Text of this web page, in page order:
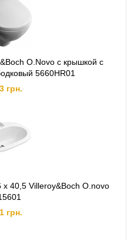
O.Novo с крышкой с
5660HR01
грн.
40,5 Villeroy&Boch O.novo
грн.